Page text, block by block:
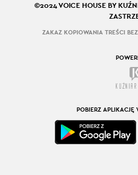
©2024 VOICE HOUSE BY
ZAKAZ KOPIOWANIA TREŚCI
POBIERZ APLIKACJĘ